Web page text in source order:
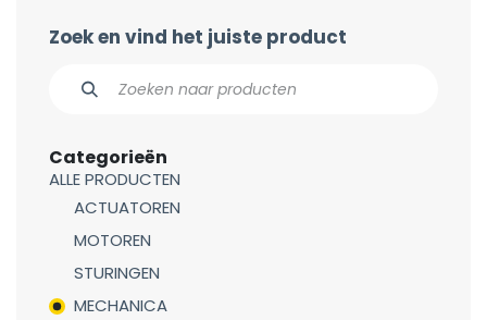
Zoek en vind het juiste product
Categorieën
ALLE PRODUCTEN
ACTUATOREN
MOTOREN
STURINGEN
MECHANICA